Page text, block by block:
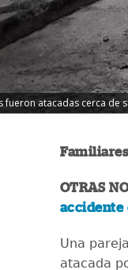
fueron atacadas cerca de
OTRAS
accidente
Una
atacada